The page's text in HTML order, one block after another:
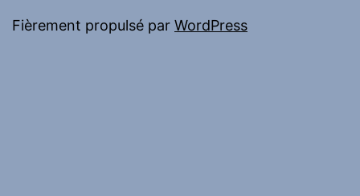
Fièrement propulsé par WordPress